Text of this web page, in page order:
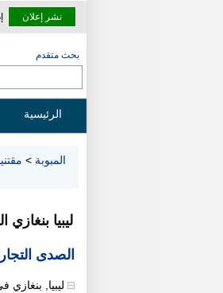
نشر إعلان
بحث متقدم
الرئيسية
المبوبة >
ليبيا بنغازي
الصدى
ليبيا بنغازي